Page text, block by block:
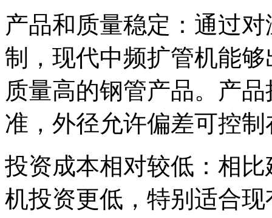
产品和质量稳定：通过
制，现代中频扩管机能
质量高的钢管产品。产
准，外径允许偏差可控制
投资成本相对较低：相
机投资更低，特别适合